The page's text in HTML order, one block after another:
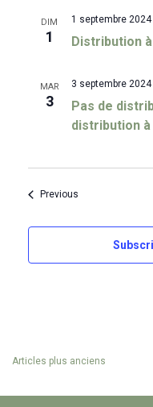
DIM
1
1 septembre 2024
Distribution
MAR
3
3 septembre 2024
Pas de
distribution
PreviousEvents
Articles plus anciens